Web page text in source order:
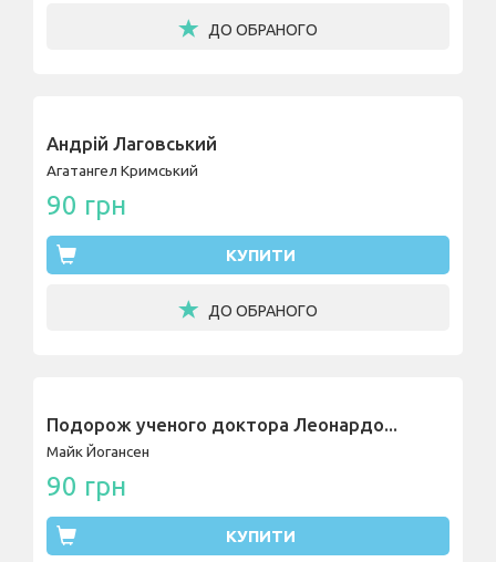
ДО ОБРАНОГО
Андрій Лаговський
Агатангел Кримський
90 грн
КУПИТИ
ДО ОБРАНОГО
Подорож ученого доктора Леонардо...
Майк Йогансен
90 грн
КУПИТИ